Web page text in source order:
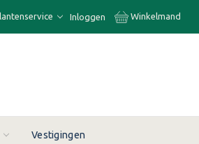
Inloggen Winkelmand
Vestigingen